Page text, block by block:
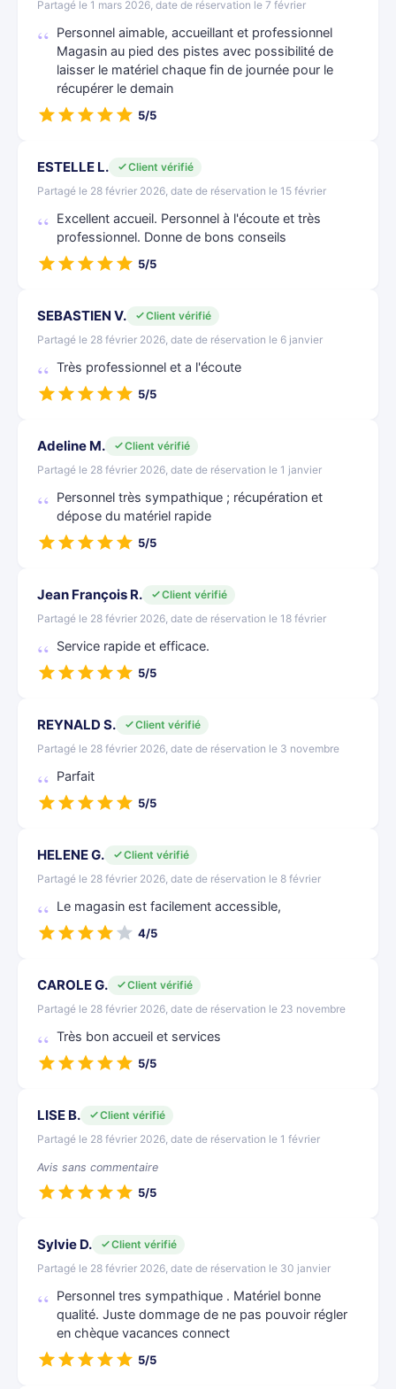
Partagé le 1 mars 2026, date de réservation le 7 février
Personnel aimable, accueillant et professionnel
Magasin au pied des pistes avec possibilité de
laisser le matériel chaque fin de journée pour le
récupérer le demain
5/5
ESTELLE L.
Client vérifié
Partagé le 28 février 2026, date de réservation le 15 février
Excellent accueil. Personnel à l'écoute et très
professionnel. Donne de bons conseils
5/5
SEBASTIEN V.
Client vérifié
Partagé le 28 février 2026, date de réservation le 6 janvier
Très professionnel et a l'écoute
5/5
Adeline M.
Client vérifié
Partagé le 28 février 2026, date de réservation le 1 janvier
Personnel très sympathique ; récupération et
dépose du matériel rapide
5/5
Jean François R.
Client vérifié
Partagé le 28 février 2026, date de réservation le 18 février
Service rapide et efficace.
5/5
REYNALD S.
Client vérifié
Partagé le 28 février 2026, date de réservation le 3 novembre
Parfait
5/5
HELENE G.
Client vérifié
Partagé le 28 février 2026, date de réservation le 8 février
Le magasin est facilement accessible,
4/5
CAROLE G.
Client vérifié
Partagé le 28 février 2026, date de réservation le 23 novembre
Très bon accueil et services
5/5
LISE B.
Client vérifié
Partagé le 28 février 2026, date de réservation le 1 février
Avis sans commentaire
5/5
Sylvie D.
Client vérifié
Partagé le 28 février 2026, date de réservation le 30 janvier
Personnel tres sympathique . Matériel bonne
qualité. Juste dommage de ne pas pouvoir régler
en chèque vacances connect
5/5